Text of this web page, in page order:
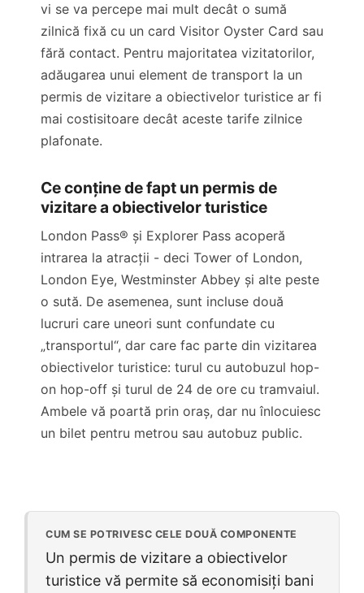
vi se va percepe mai mult decât o sumă
zilnică fixă cu un card Visitor Oyster Card sau
fără contact. Pentru majoritatea vizitatorilor,
adăugarea unui element de transport la un
permis de vizitare a obiectivelor turistice ar fi
mai costisitoare decât aceste tarife zilnice
plafonate.
Ce conține de fapt un permis de
vizitare a obiectivelor turistice
London Pass® și Explorer Pass acoperă
intrarea la atracții - deci Tower of London,
London Eye, Westminster Abbey și alte peste
o sută. De asemenea, sunt incluse două
lucruri care uneori sunt confundate cu
„transportul“, dar care fac parte din vizitarea
obiectivelor turistice: turul cu autobuzul hop-
on hop-off și turul de 24 de ore cu tramvaiul.
Ambele vă poartă prin oraș, dar nu înlocuiesc
un bilet pentru metrou sau autobuz public.
CUM SE POTRIVESC CELE DOUĂ COMPONENTE
Un permis de vizitare a obiectivelor
turistice vă permite să economisiți bani